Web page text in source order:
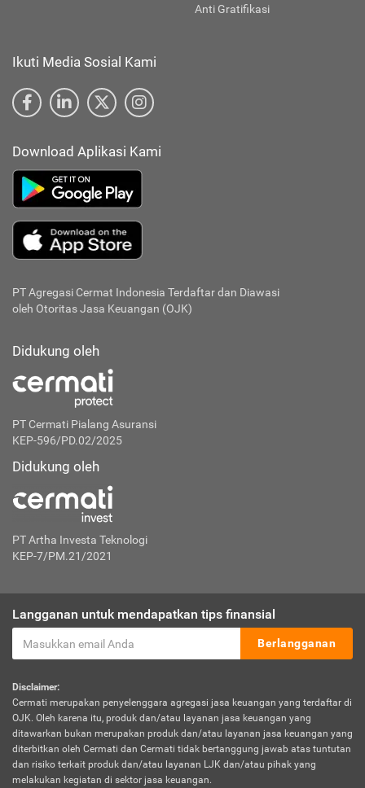
Anti Gratifikasi
Ikuti Media Sosial Kami
Download Aplikasi Kami
PT Agregasi Cermat Indonesia Terdaftar dan Diawasi
oleh Otoritas Jasa Keuangan (OJK)
Didukung oleh
PT Cermati Pialang Asuransi
KEP-596/PD.02/2025
Didukung oleh
PT Artha Investa Teknologi
KEP-7/PM.21/2021
Langganan untuk mendapatkan tips finansial
Berlangganan
Disclaimer:
Cermati merupakan penyelenggara agregasi jasa keuangan yang terdaftar di
OJK. Oleh karena itu, produk dan/atau layanan jasa keuangan yang
ditawarkan bukan merupakan produk dan/atau layanan jasa keuangan yang
diterbitkan oleh Cermati dan Cermati tidak bertanggung jawab atas tuntutan
dan risiko terkait produk dan/atau layanan LJK dan/atau pihak yang
melakukan kegiatan di sektor jasa keuangan.